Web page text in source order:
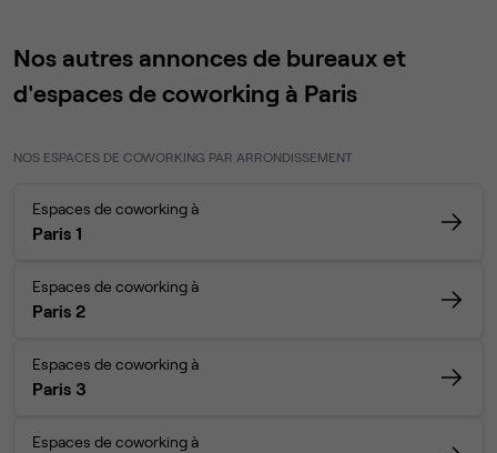
Nos autres annonces de bureaux et
d'espaces de coworking à Paris
NOS ESPACES DE COWORKING PAR ARRONDISSEMENT
Espaces de coworking à
Paris 1
Espaces de coworking à
Paris 2
Espaces de coworking à
Paris 3
Espaces de coworking à